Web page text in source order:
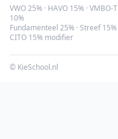
VWO 25% · HAVO 15% · VMBO-T
10%
Fundamenteel 25% · Streef 15%
CITO 15% modifier
© KieSchool.nl